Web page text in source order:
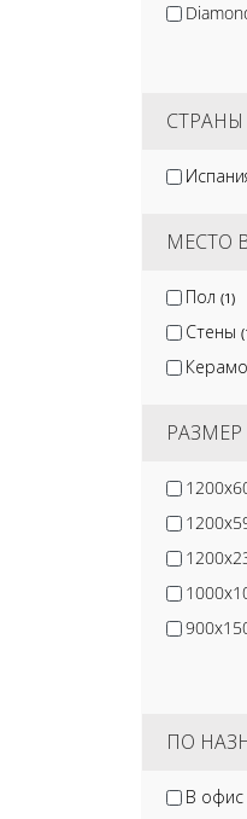
Jano
Kirovit
СТРАНЫ
МЕСТО
Пол (1)
Стены
РАЗМЕР
ПО
В офис